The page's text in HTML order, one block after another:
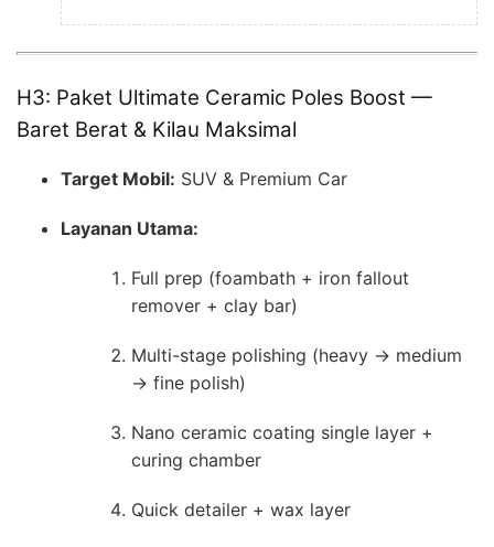
H3: Paket Ultimate Ceramic Poles Boost —
Baret Berat & Kilau Maksimal
Target Mobil: SUV & Premium Car
Layanan Utama:
Full prep (foambath + iron fallout
remover + clay bar)
Multi-stage polishing (heavy → medium
→ fine polish)
Nano ceramic coating single layer +
curing chamber
Quick detailer + wax layer